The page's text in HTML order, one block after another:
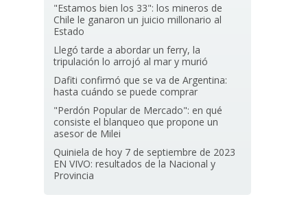
"Estamos bien los 33": los mineros de
Chile le ganaron un juicio millonario al
Estado
Llegó tarde a abordar un ferry, la
tripulación lo arrojó al mar y murió
Dafiti confirmó que se va de Argentina:
hasta cuándo se puede comprar
"Perdón Popular de Mercado": en qué
consiste el blanqueo que propone un
asesor de Milei
Quiniela de hoy 7 de septiembre de 2023
EN VIVO: resultados de la Nacional y
Provincia